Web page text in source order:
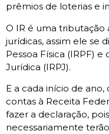
prêmios de loterias e
O IR é uma tributação
jurídicas, assim ele se
Pessoa Física (IRPF)
Jurídica (IRPJ).
E a cada início de
contas à Receita
fazer a declaração,
necessariamente